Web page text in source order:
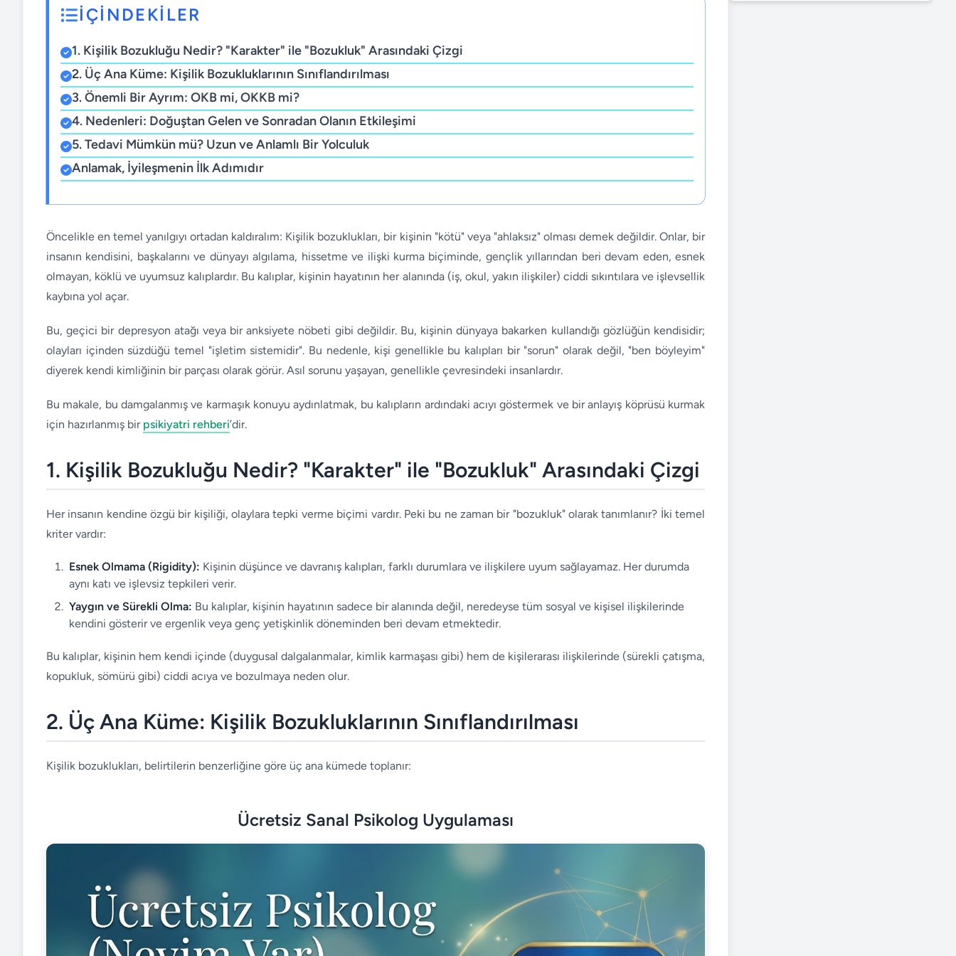
İÇİNDEKİLER
1. Kişilik Bozukluğu Nedir? "Karakter" ile "Bozukluk" Arasındaki Çizgi
2. Üç Ana Küme: Kişilik Bozukluklarının Sınıflandırılması
3. Önemli Bir Ayrım: OKB mi, OKKB mi?
4. Nedenleri: Doğuştan Gelen ve Sonradan Olanın Etkileşimi
5. Tedavi Mümkün mü? Uzun ve Anlamlı Bir Yolculuk
Anlamak, İyileşmenin İlk Adımıdır
Öncelikle en temel yanılgıyı ortadan kaldıralım: Kişilik bozuklukları, bir kişinin "kötü" veya "ahlaksız" olması demek değildir. Onlar, bir
insanın kendisini, başkalarını ve dünyayı algılama, hissetme ve ilişki kurma biçiminde, gençlik yıllarından beri devam eden, esnek
olmayan, köklü ve uyumsuz kalıplardır. Bu kalıplar, kişinin hayatının her alanında (iş, okul, yakın ilişkiler) ciddi sıkıntılara ve işlevsellik
kaybına yol açar.
Bu, geçici bir depresyon atağı veya bir anksiyete nöbeti gibi değildir. Bu, kişinin dünyaya bakarken kullandığı gözlüğün kendisidir;
olayları içinden süzdüğü temel "işletim sistemidir". Bu nedenle, kişi genellikle bu kalıpları bir "sorun" olarak değil, "ben böyleyim"
diyerek kendi kimliğinin bir parçası olarak görür. Asıl sorunu yaşayan, genellikle çevresindeki insanlardır.
Bu makale, bu damgalanmış ve karmaşık konuyu aydınlatmak, bu kalıpların ardındaki acıyı göstermek ve bir anlayış köprüsü kurmak
için hazırlanmış bir psikiyatri rehberi’dir.
1. Kişilik Bozukluğu Nedir? "Karakter" ile "Bozukluk" Arasındaki Çizgi
Her insanın kendine özgü bir kişiliği, olaylara tepki verme biçimi vardır. Peki bu ne zaman bir "bozukluk" olarak tanımlanır? İki temel
kriter vardır:
Esnek Olmama (Rigidity): Kişinin düşünce ve davranış kalıpları, farklı durumlara ve ilişkilere uyum sağlayamaz. Her durumda
aynı katı ve işlevsiz tepkileri verir.
Yaygın ve Sürekli Olma: Bu kalıplar, kişinin hayatının sadece bir alanında değil, neredeyse tüm sosyal ve kişisel ilişkilerinde
kendini gösterir ve ergenlik veya genç yetişkinlik döneminden beri devam etmektedir.
Bu kalıplar, kişinin hem kendi içinde (duygusal dalgalanmalar, kimlik karmaşası gibi) hem de kişilerarası ilişkilerinde (sürekli çatışma,
kopukluk, sömürü gibi) ciddi acıya ve bozulmaya neden olur.
2. Üç Ana Küme: Kişilik Bozukluklarının Sınıflandırılması
Kişilik bozuklukları, belirtilerin benzerliğine göre üç ana kümede toplanır:
Ücretsiz Sanal Psikolog Uygulaması